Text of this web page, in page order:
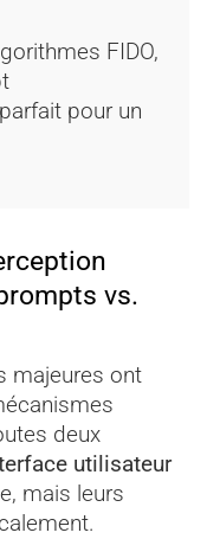
FIDO,
pour un
vs.
majeures ont
deux
utilisateur
mais leurs